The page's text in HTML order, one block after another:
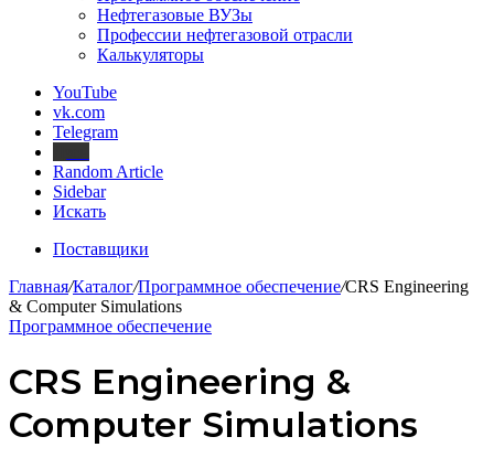
Нефтегазовые ВУЗы
Профессии нефтегазовой отрасли
Калькуляторы
YouTube
vk.com
Telegram
Random Article
Sidebar
Искать
Поставщики
Главная/Каталог/Программное обеспечение/CRS Engineering
& Computer Simulations
Программное обеспечение
CRS Engineering &
Computer Simulations